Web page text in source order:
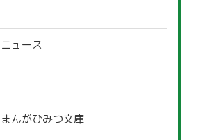
ニュース
まんがひみつ文庫